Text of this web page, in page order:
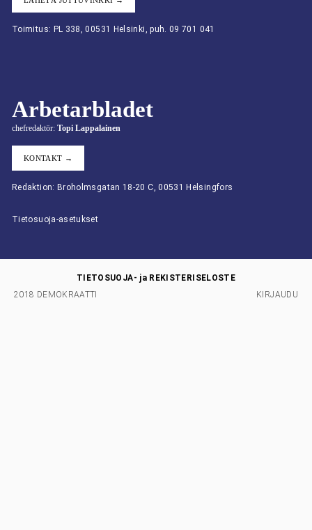
Toimitus: PL 338, 00531 Helsinki, puh. 09 701 041
Arbetarbladet
chefredaktör: Topi Lappalainen
KONTAKT →
Redaktion: Broholmsgatan 18-20 C, 00531 Helsingfors
Tietosuoja-asetukset
2018 DEMOKRAATTI
TIETOSUOJA- ja REKISTERISELOSTE
KIRJAUDU